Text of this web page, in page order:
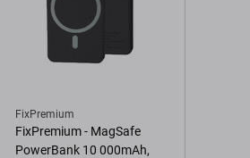
FixPremium
FixPremium - MagSafe
PowerBank 10 000mAh,